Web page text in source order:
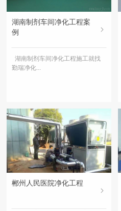
湖南制剂车间净化工程案
例
湖南制剂车间净化工程施工就找
勤瑞净化...
郴州人民医院净化工程